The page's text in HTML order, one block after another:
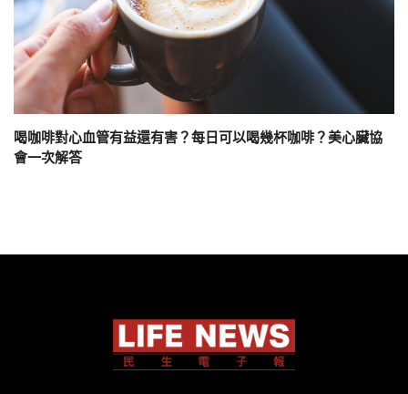
喝咖啡對心血管有益還有害？每日可以喝幾杯咖啡？美心臟協
會一次解答